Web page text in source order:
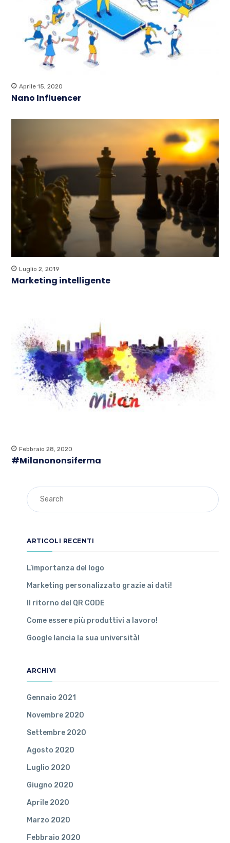
Aprile 15, 2020
Nano Influencer
Luglio 2, 2019
Marketing intelligente
Febbraio 28, 2020
#Milanononsiferma
ARTICOLI RECENTI
L’importanza del logo
Marketing personalizzato grazie ai dati!
Il ritorno del QR CODE
Come essere più produttivi a lavoro!
Google lancia la sua università!
ARCHIVI
Gennaio 2021
Novembre 2020
Settembre 2020
Agosto 2020
Luglio 2020
Giugno 2020
Aprile 2020
Marzo 2020
Febbraio 2020